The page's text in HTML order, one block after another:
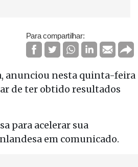
Para compartilhar:
anunciou nesta quinta-feira
de ter obtido resultados
para acelerar sua
em comunicado.